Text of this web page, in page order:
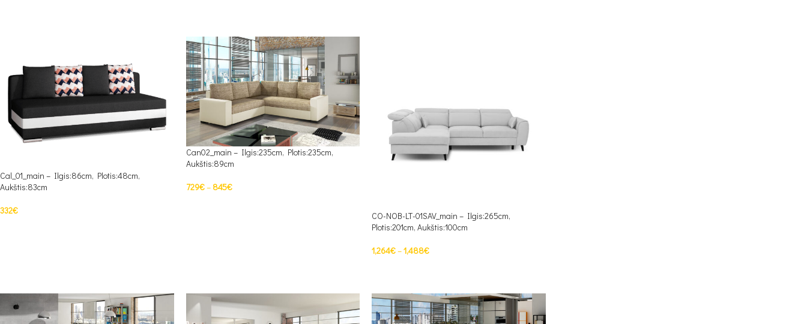
Cal_01_main – Ilgis:86cm, Plotis:48cm,
Aukštis:83cm
332€
Can02_main – Ilgis:235cm, Plotis:235cm,
Aukštis:89cm
729€– 845€
CO-NOB-LT-01SAV_main – Ilgis:265cm,
Plotis:201cm, Aukštis:100cm
1,264€–1,488€